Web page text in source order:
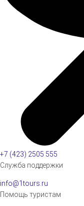
+7 (423) 2505 555
Служба поддержки
info@1tours.ru
Помощь туристам